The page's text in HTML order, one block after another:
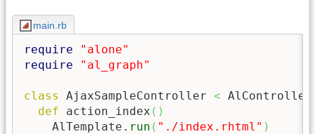
main.rb
require
"alone"
require
"al_graph"
class AjaxSampleController < AlController
def action_index ( )
    AlTemplate.
run ( "./index.rhtml" )